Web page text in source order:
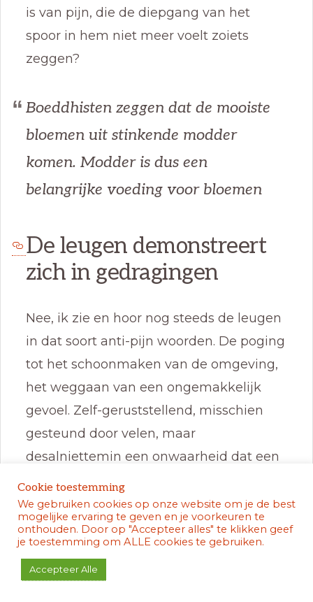
is van pijn, die de diepgang van het
spoor in hem niet meer voelt zoiets
zeggen?
Boeddhisten zeggen dat de mooiste
bloemen uit stinkende modder
komen. Modder is dus een
belangrijke voeding voor bloemen
De leugen demonstreert
zich in gedragingen
Nee, ik zie en hoor nog steeds de leugen
in dat soort anti-pijn woorden. De poging
tot het schoonmaken van de omgeving,
het weggaan van een ongemakkelijk
gevoel. Zelf-geruststellend, misschien
gesteund door velen, maar
desalniettemin een onwaarheid dat een
eindpunt predikt waar nauwelijks nog
leven in te vinden is.
Het is de tak die stevigheid mist, of moet
vluchten van de wind. Hij droomt van
Cookie toestemming
We gebruiken cookies op onze website om je de best
mogelijke ervaring te geven en je voorkeuren te
onthouden. Door op "Accepteer alles" te klikken geef
je toestemming om ALLE cookies te gebruiken.
Accepteer Alle